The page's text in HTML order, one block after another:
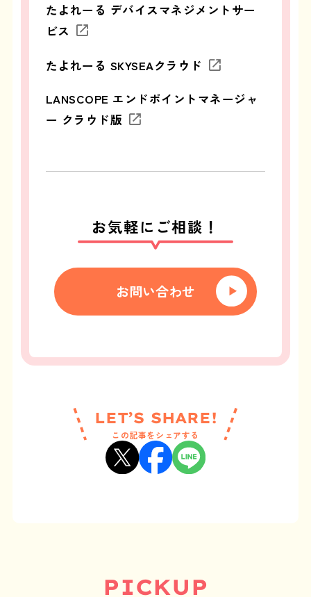
たよれーる デバイスマネジメントサー
ビス
たよれーる SKYSEAクラウド
LANSCOPE エンドポイントマネージャ
ー クラウド版
お気軽にご相談！
お問い合わせ
LET’S SHARE!
この記事をシェアする
PICKUP